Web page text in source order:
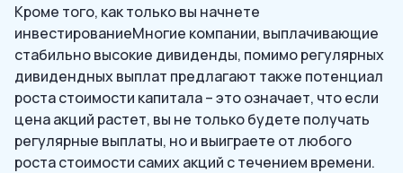
Кроме того, как только вы начнете
инвестированиеМногие компании, выплачивающие
стабильно высокие дивиденды, помимо регулярных
дивидендных выплат предлагают также потенциал
роста стоимости капитала – это означает, что если
цена акций растет, вы не только будете получать
регулярные выплаты, но и выиграете от любого
роста стоимости самих акций с течением времени.